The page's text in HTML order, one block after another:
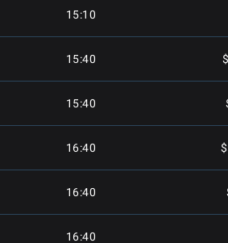
15:10
15:40
15:40
16:40
16:40
16:40